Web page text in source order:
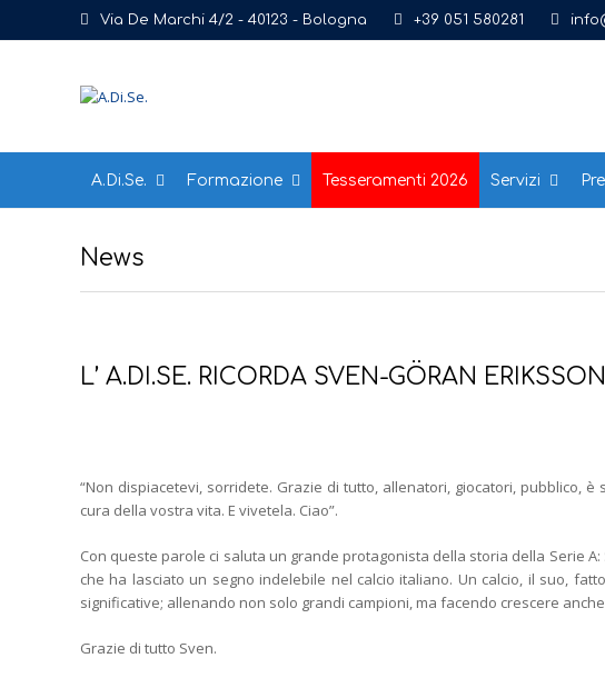
Via De Marchi 4/2 - 40123 - Bologna +39 051 580281
A.Di.Se. Formazione Tesseramenti 2026 Servizi
News
L’ A.DI.SE. RICORDA SVEN-GÖRAN ERIKSSON
“Non dispiacetevi, sorridete. Grazie di tutto, allenatori, giocatori, pubblico,
cura della vostra vita. E vivetela. Ciao”.
Con queste parole ci saluta un grande protagonista della storia della Serie A:
che ha lasciato un segno indelebile nel calcio italiano. Un calcio, il suo,
significative; allenando non solo grandi campioni, ma facendo crescere
Grazie di tutto Sven.